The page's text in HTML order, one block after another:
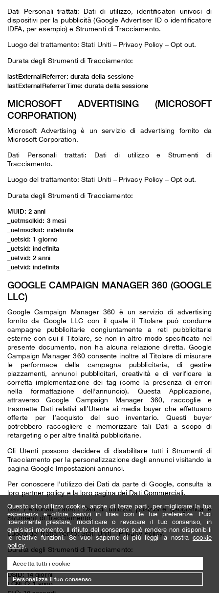
Dati Personali trattati: Dati di utilizzo, identificatori univoci di
dispositivi per la pubblicità (Google Advertiser ID o identificatore
IDFA, per esempio) e Strumenti di Tracciamento.
Luogo del trattamento: Stati Uniti – Privacy Policy –Opt out.
Durata degli Strumenti di Tracciamento:
lastExternalReferrer: durata della sessione
lastExternalReferrerTime: durata della sessione
MICROSOFT ADVERTISING (MICROSOFT
CORPORATION)
Microsoft Advertising è un servizio di advertising fornito da
Microsoft Corporation.
Dati Personali trattati: Dati di utilizzo e Strumenti di
Tracciamento.
Luogo del trattamento: Stati Uniti – Privacy Policy –Opt out.
Durata degli Strumenti di Tracciamento:
MUID: 2 anni
_uetmsclkid: 3 mesi
_uetmsclkid: indefinita
_uetsid: 1 giorno
_uetsid: indefinita
_uetvid: 2 anni
_uetvid: indefinita
GOOGLE CAMPAIGN MANAGER 360 (GOOGLE
LLC)
Google Campaign Manager 360 è un servizio di advertising
fornito da Google LLC con il quale il Titolare può condurre
campagne pubblicitarie congiuntamente a reti pubblicitarie
esterne con cui il Titolare, se non in altro modo specificato nel
presente documento, non ha alcuna relazione diretta. Google
Campaign Manager 360 consente inoltre al Titolare di misurare
le performace della campagna pubblicitaria, di gestire
piazzamenti, annunci pubblicitari, creatività e di verificare la
corretta implementazione dei tag (come la presenza di errori
nella formattazione dell’annuncio). Questa Applicazione,
attraverso Google Campaign Manager 360, raccoglie e
trasmette Dati relativi all’Utente ai media buyer che effettuano
offerte per l’acquisto del suo inventario. Questi buyer
potrebbero raccogliere e memorizzare tali Dati a scopo di
retargeting o per altre finalità pubblicitarie.
Gli Utenti possono decidere di disabilitare tutti i Strumenti di
Tracciamento per la personalizzazione degli annunci visitando la
pagina Google Impostazioni annunci.
Per conoscere l'utilizzo dei Dati da parte di Google, consulta la
loro partner policy e la loro pagina dei Dati Commerciali.
Dati Personali trattati: Dati di utilizzo, posizione geografica e
Strumenti di Tracciamento.
Luogo del trattamento: Stati Uniti –Privacy Policy.
Durata degli Strumenti di Tracciamento:
Conversion: 3 mesi
DSID: 14 giorni
FCNEC: 1 anno
Questo sito utilizza cookie, anche di terze parti, per migliorare la tua
esperienza e offrire servizi in linea con le tue preferenze. Puoi
liberamente prestare, modificare o revocare il tuo consenso, in
qualsiasi momento. Il rifiuto del consenso può rendere non disponibili
le relative funzioni. Se vuoi saperne di più leggi la nostracookie
policy.
Accetta tutti i cookie
Personalizza il tuo consenso